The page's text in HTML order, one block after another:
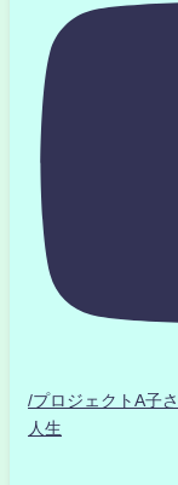
/プロジェクトA子
人生